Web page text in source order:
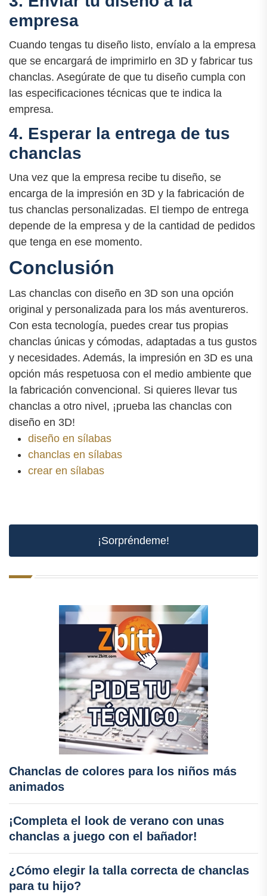
empresa
Cuando tengas tu diseño listo, envíalo a la empresa
que se encargará de imprimirlo en 3D y fabricar tus
chanclas. Asegúrate de que tu diseño cumpla con
las especificaciones técnicas que te indica la
empresa.
4. Esperar la entrega de tus
chanclas
Una vez que la empresa recibe tu diseño, se
encarga de la impresión en 3D y la fabricación de
tus chanclas personalizadas. El tiempo de entrega
depende de la empresa y de la cantidad de pedidos
que tenga en ese momento.
Conclusión
Las chanclas con diseño en 3D son una opción
original y personalizada para los más aventureros.
Con esta tecnología, puedes crear tus propias
chanclas únicas y cómodas, adaptadas a tus gustos
y necesidades. Además, la impresión en 3D es una
opción más respetuosa con el medio ambiente que
la fabricación convencional. Si quieres llevar tus
chanclas a otro nivel, ¡prueba las chanclas con
diseño en 3D!
diseño en sílabas
chanclas en sílabas
crear en sílabas
¡Sorpréndeme!
Chanclas de colores para los niños más
animados
¡Completa el look de verano con unas
chanclas a juego con el bañador!
¿Cómo elegir la talla correcta de chanclas
para tu hijo?